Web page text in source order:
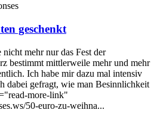
geschenkt
mehr nur das Fest der
bestimmt mittlerweile mehr und mehr
Ich habe mir dazu mal intensiv
dabei gefragt, wie man Besinnlichkeit
more-link"
50-euro-zu-weihna...